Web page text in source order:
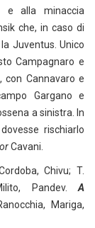
e alla minaccia
che, in caso di
Juventus. Unico
Campagnaro e
con Cannavaro e
Gargano e
a sinistra. In
rischiarlo
Cavani.
Chivu; T.
Pandev. A
Mariga,